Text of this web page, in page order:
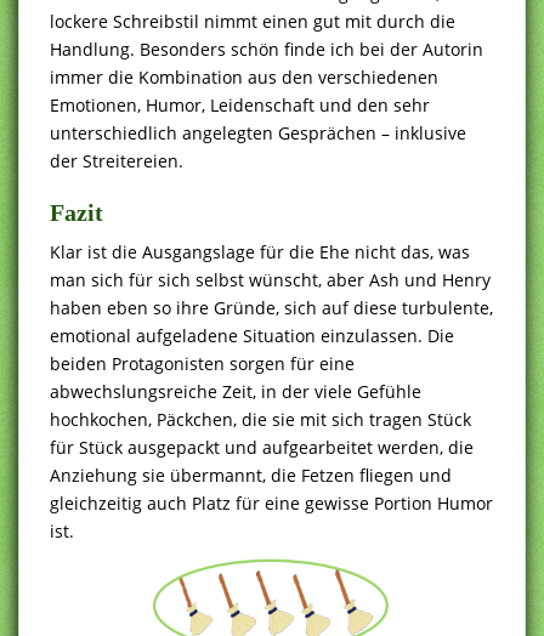
lockere Schreibstil nimmt einen gut mit durch die
Handlung. Besonders schön finde ich bei der Autorin
immer die Kombination aus den verschiedenen
Emotionen, Humor, Leidenschaft und den sehr
unterschiedlich angelegten Gesprächen – inklusive
der Streitereien.
Fazit
Klar ist die Ausgangslage für die Ehe nicht das, was
man sich für sich selbst wünscht, aber Ash und Henry
haben eben so ihre Gründe, sich auf diese turbulente,
emotional aufgeladene Situation einzulassen. Die
beiden Protagonisten sorgen für eine
abwechslungsreiche Zeit, in der viele Gefühle
hochkochen, Päckchen, die sie mit sich tragen Stück
für Stück ausgepackt und aufgearbeitet werden, die
Anziehung sie übermannt, die Fetzen fliegen und
gleichzeitig auch Platz für eine gewisse Portion Humor
ist.